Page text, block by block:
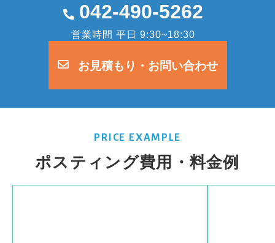
042-490-5262
営業時間 平日 9:30~18:30
お見積もり・お問い合わせ
PRICE EXAMPLE
ポスティング費用・料金例